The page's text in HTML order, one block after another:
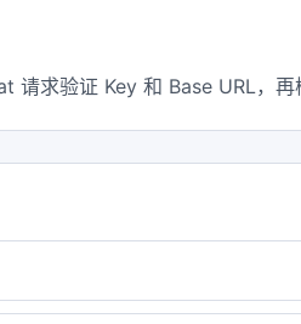
请求验证 Key 和 Base URL，